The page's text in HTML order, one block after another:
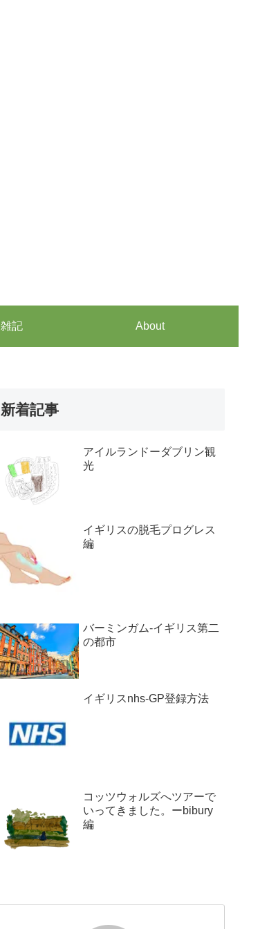
雑記 About
新着記事
アイルランドーダブリン観
光
イギリスの脱毛プログレス
編
バーミンガム-イギリス第二
の都市
イギリスnhs-GP登録方法
コッツウォルズへツアーで
いってきました。ーbibury
編